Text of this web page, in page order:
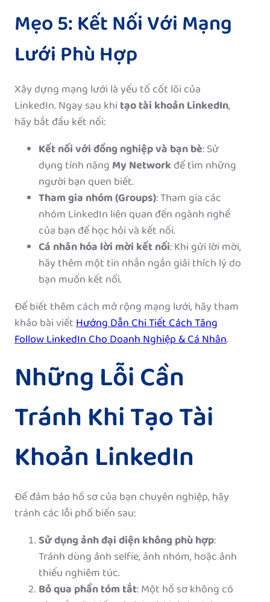
Mẹo 5: Kết Nối Với Mạng
Lưới Phù Hợp
Xây dựng mạng lưới là yếu tố cốt lõi của
LinkedIn. Ngay sau khi tạo tài khoản LinkedIn,
hãy bắt đầu kết nối:
Kết nối với đồng nghiệp và bạn bè: Sử
dụng tính năng My Network để tìm những
người bạn quen biết.
Tham gia nhóm (Groups): Tham gia các
nhóm LinkedIn liên quan đến ngành nghề
của bạn để học hỏi và kết nối.
Cá nhân hóa lời mời kết nối: Khi gửi lời mời,
hãy thêm một tin nhắn ngắn giải thích lý do
bạn muốn kết nối.
Để biết thêm cách mở rộng mạng lưới, hãy tham
khảo bài viếtHướng Dẫn Chi Tiết Cách Tăng
Follow LinkedIn Cho Doanh Nghiệp & Cá Nhân.
Những Lỗi Cần
Tránh Khi Tạo Tài
Khoản LinkedIn
Để đảm bảo hồ sơ của bạn chuyên nghiệp, hãy
tránh các lỗi phổ biến sau:
Sử dụng ảnh đại diện không phù hợp:
Tránh dùng ảnh selfie, ảnh nhóm, hoặc ảnh
thiếu nghiêm túc.
Bỏ qua phần tóm tắt: Một hồ sơ không có